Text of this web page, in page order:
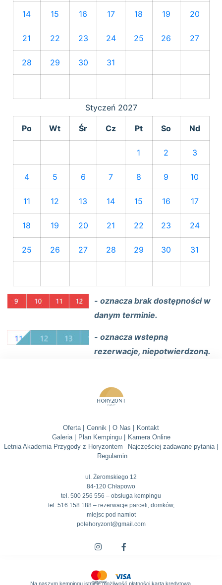
14 15 16 17 18 19 20
21 22 23 24 25 26 27
28 29 30 31
Styczeń 2027
Po Wt Śr Cz Pt So Nd
1 2 3
4 5 6 7 8 9 10
11 12 13 14 15 16 17
18 19 20 21 22 23 24
25 26 27 28 29 30 31
- oznacza brak dostępności w
danym terminie.
- oznacza wstepną
rezerwacje, niepotwierdzoną.
Oferta | Cennik | O Nas |
Kontakt
Galeria |
Plan Kempingu |
Kamera Online
Letnia Akademia Przygody z Horyzontem
Najczęściej zadawane pytania |
Regulamin
ul. Żeromskiego 12
84-120 Chłapowo
tel. 500 256 556 – obsługa kempingu
tel. 516 158 188 – rezerwacje parceli, domków,
miejsc pod namiot
polehoryzont@gmail.com
Na naszym kempingu istnieje możliwość płatności kartą kredytową.